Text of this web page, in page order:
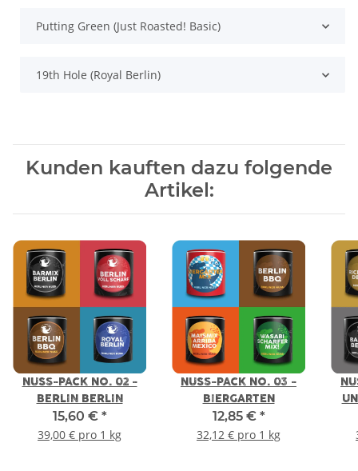
Putting Green (Just Roasted! Basic)
19th Hole (Royal Berlin)
Kunden kauften dazu folgende
Artikel:
NUSS-PACK NO. 02 -
BERLIN BERLIN
15,60 € *
39,00 € pro 1 kg
NUSS-PACK NO. 03 -
BIERGARTEN
12,85 € *
32,12 € pro 1 kg